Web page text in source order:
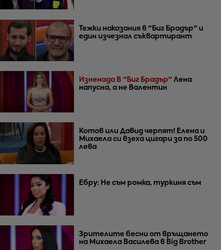
Тежки наказания в "Биг Брадър" и
един изчезнал съквартирант
Изненада В "Биг Брадър" Лена
напусна, а не Валентин
Котов или Давид черпят! Елена и
Михаела си взеха цигари за по 500
лева
Ебру: Не съм ромка, туркиня съм
Зрителите бесни от връщането
на Михаела Василева в Big Brother